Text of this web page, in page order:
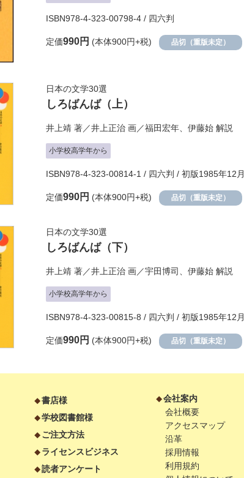
ISBN978-4-323-00798-4 / 四六判
定価990円 (本体900円+税) 品切（重版未定）
日本の文学30選
しろばんば（上）
井上靖 著／井上正治 画／福田宏年 伊藤始 解説
小学校高学年から
ISBN978-4-323-00814-1 / 四六判 / 初版1985年12月
定価990円 (本体900円+税) 品切（重版未定）
日本の文学30選
しろばんば（下）
井上靖 著／井上正治 画／宇田博司 伊藤始 解説
小学校高学年から
ISBN978-4-323-00815-8 / 四六判 / 初版1985年12月
定価990円 (本体900円+税) 品切（重版未定）
書店様
学校図書館様
ご注文方法
ライセンスビジネス
読者アンケート
会社案内
会社概要
アクセスマップ
沿革
採用情報
利用規約